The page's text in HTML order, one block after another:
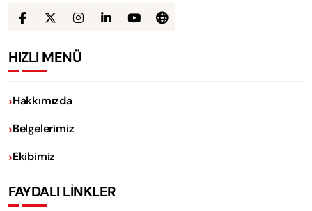
HIZLI MENÜ
Hakkımızda
Belgelerimiz
Ekibimiz
FAYDALI LİNKLER